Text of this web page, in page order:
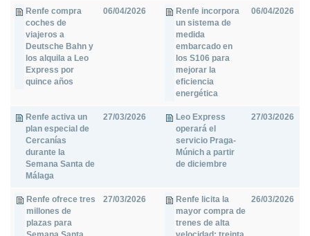
Renfe compra
coches de
viajeros a
Deutsche Bahn y
los alquila a Leo
Express por
quince años
06/04/2026
Renfe incorpora
un sistema de
medida
embarcado en
los S106 para
mejorar la
eficiencia
energética
06/04/2026
Renfe activa un
plan especial de
Cercanías
durante la
Semana Santa de
Málaga
27/03/2026
Leo Express
operará el
servicio Praga-
Múnich a partir
de diciembre
27/03/2026
Renfe ofrece tres
millones de
plazas para
27/03/2026
Renfe licita la
mayor compra de
trenes de alta
26/03/2026